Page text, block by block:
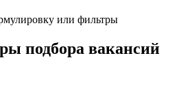
или фильтры
подбора вакансий